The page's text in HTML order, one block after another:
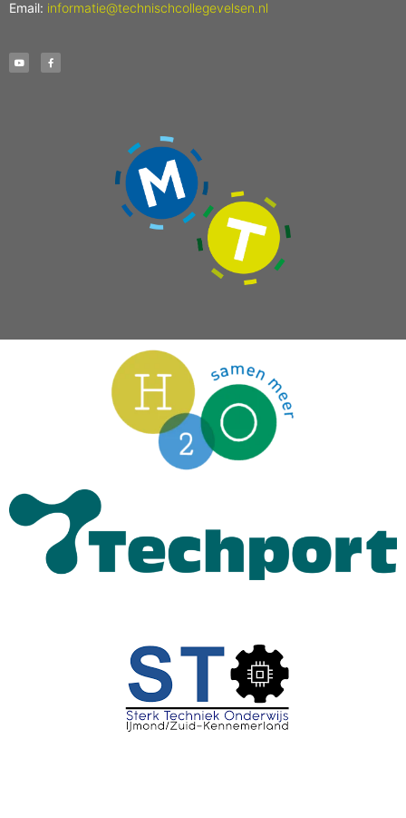
Email: informatie@technischcollegevelsen.nl